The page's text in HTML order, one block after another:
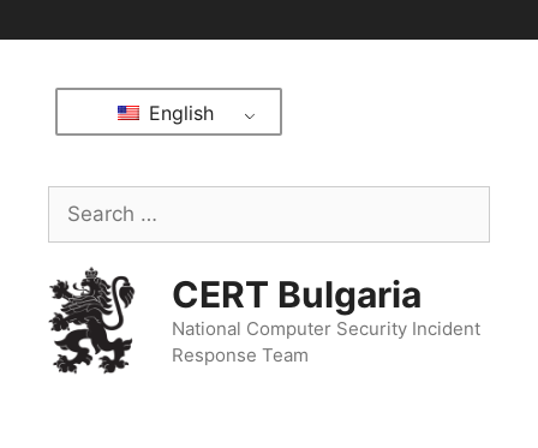
English
CERT Bulgaria
National Computer Security Incident
Response Team